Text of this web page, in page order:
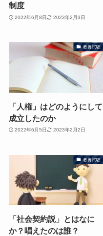
制度
2022年6月8日 2023年2月3日
教養試験
「人権」はどのようにして
成立したのか
2022年6月5日 2023年2月2日
教養試験
「社会契約説」とはなに
か？唱えたのは誰？